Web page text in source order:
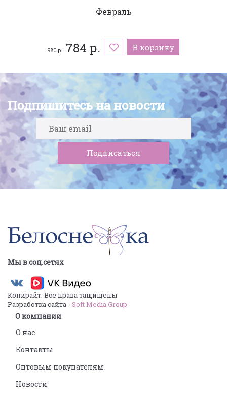
Февраль
980 р. 784 р. В корзину
Подпишитесь на новости
Мы в соц.сетях
Копирайт. Все права защищены
Разработка сайта - Soft Media Group
О компании
О нас
Контакты
Оптовым покупателям
Новости